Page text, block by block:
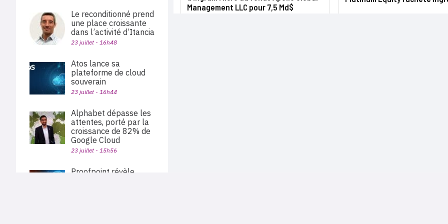
Management LLC pour 7,5 Md$
Le reconditionné prend
une place croissante
dans l’activité d’Itancia
23 juillet - 16h48
Atos lance sa
plateforme de cloud
souverain
23 juillet - 16h44
Alphabet dépasse les
attentes, porté par la
croissance de 82% de
Google Cloud
23 juillet - 15h56
Proofpoint révèle